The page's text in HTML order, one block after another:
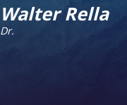
Walter Rella
Dr.